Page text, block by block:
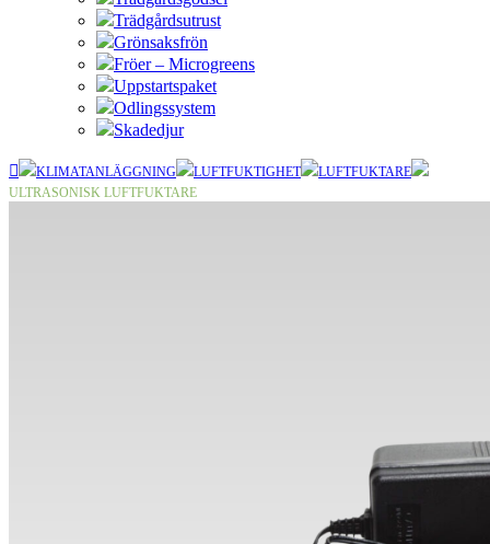
Trädgårdsutrust
Grönsaksfrön
Fröer – Microgreens
Uppstartspaket
Odlingssystem
Skadedjur
KLIMATANLÄGGNING LUFTFUKTIGHET
LUFTFUKTARE
ULTRASONISK LUFTFUKTARE